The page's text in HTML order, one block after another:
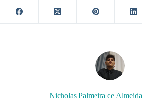
Nicholas Palmeira de Almeida